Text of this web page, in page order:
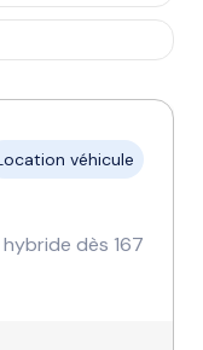
véhicule
dès 167